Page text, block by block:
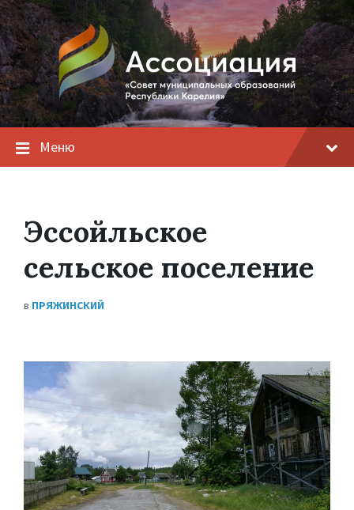
Меню
Эссойльское
сельское поселение
в ПРЯЖИНСКИЙ